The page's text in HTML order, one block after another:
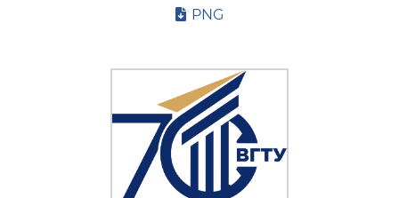
PNG